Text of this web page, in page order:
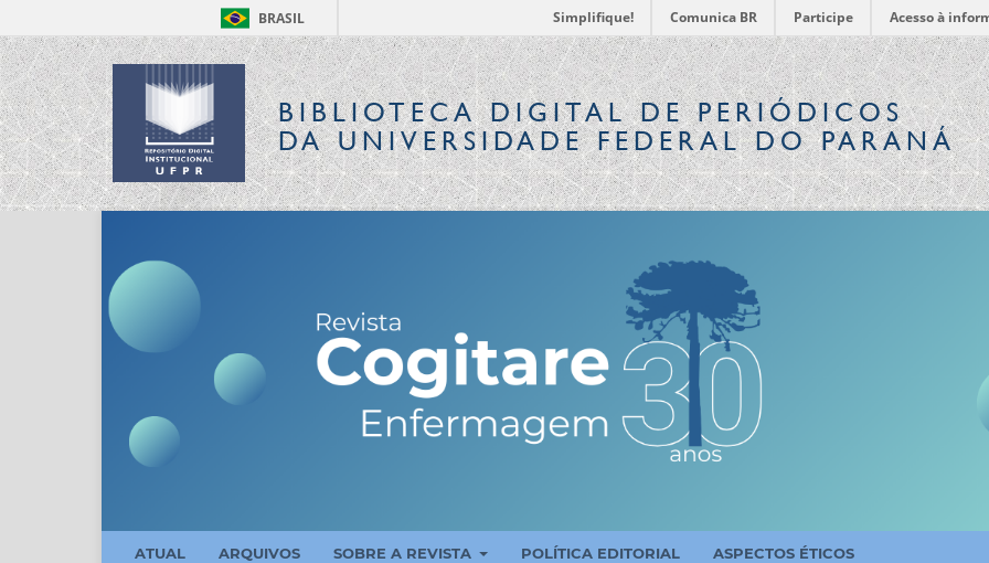
BRASIL Simplifique! Comunica BR Participe Acesso à
BIBLIOTECA DIGITALDE PERIÓDICOS
DA UNIVERSIDADE FEDERAL DO PARANÁ
ATUAL ARQUIVOS SOBRE A REVISTA POLÍTICA EDITORIAL ASPECTOS ÉTICOS